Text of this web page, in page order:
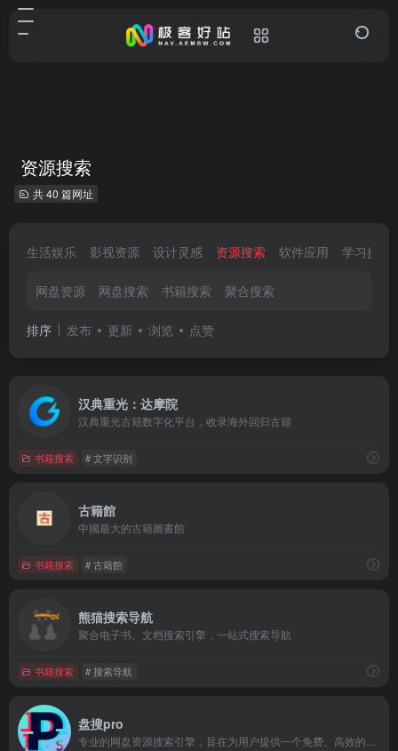
资源搜索
共 40 篇网址
生活娱乐 影视资源 设计灵感 资源搜索 软件应用 学习提升
网盘资源 网盘搜索 书籍搜索 聚合搜索
排序 发布 更新 浏览 点赞
汉典重光：达摩院
汉典重光古籍数字化平台，收录海外回归古籍
书籍搜索 # 文字识别
古籍館
中國最大的古籍圖書館
书籍搜索 # 古籍館
熊猫搜索导航
聚合电子书、文档搜索引擎，一站式搜索导航
书籍搜索 # 搜索导航
盘搜pro